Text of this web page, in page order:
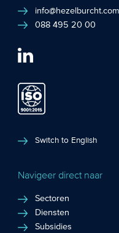
info@hezelburcht.com
088 495 20 00
Switch to English
Navigeer direct naar
Sectoren
Diensten
Subsidies